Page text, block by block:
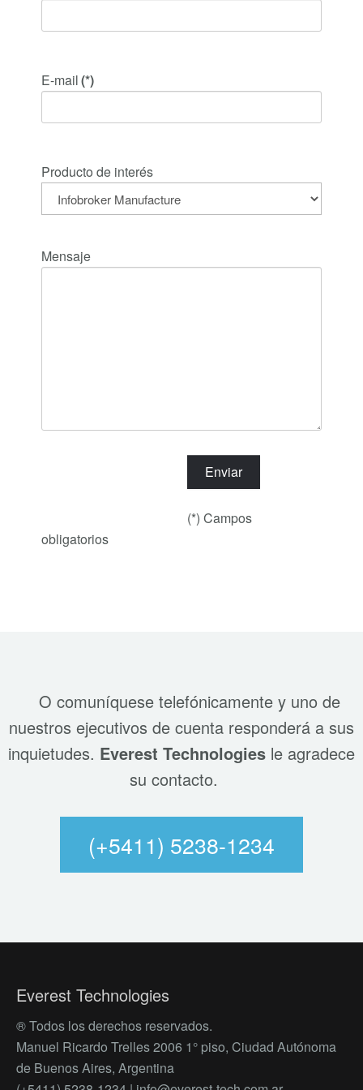
E-mail(*)
Producto de interés
Mensaje
(*) Campos
obligatorios
O comuníquese telefónicamente y uno de
nuestros ejecutivos de cuenta responderá a sus
inquietudes. Everest Technologies le agradece
su contacto.
(+5411) 5238-1234
Everest Technologies
® Todos los derechos reservados.
Manuel Ricardo Trelles 2006 1° piso, Ciudad Autónoma
de Buenos Aires, Argentina